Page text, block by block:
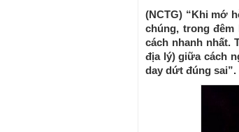
(NCTG) “Khi mớ
chúng, trong
cách nhanh nhất.
địa lý) giữa cách
day dứt đúng sai”.